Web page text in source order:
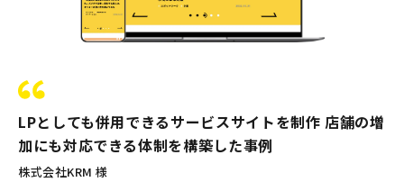
LPとしても併用できるサービスサイトを制作 店舗の増
加にも対応できる体制を構築した事例
株式会社KRM 様